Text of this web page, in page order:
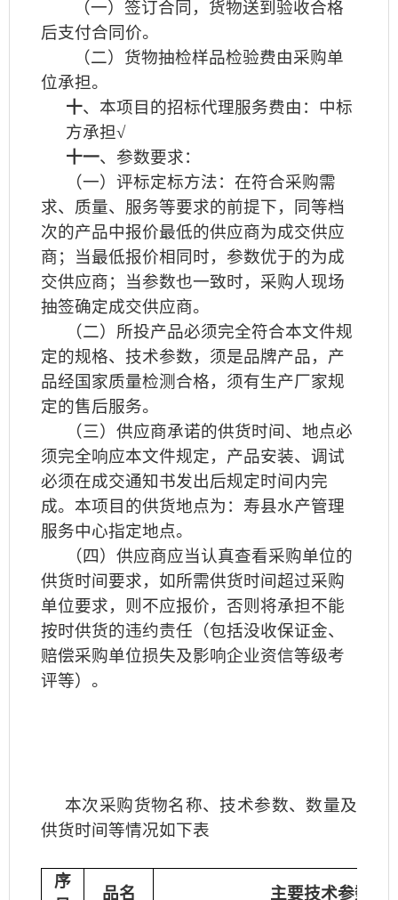
（一）签订合同，货物送到验收合格
后支付合同价。
（二）货物抽检样品检验费由采购单
位承担。
十、本项目的招标代理服务费由：中标
方承担√
十一、参数要求：
（一）评标定标方法：在符合采购需
求、质量、服务等要求的前提下，同等档
次的产品中报价最低的供应商为成交供应
商；当最低报价相同时，参数优于的为成
交供应商；当参数也一致时，采购人现场
抽签确定成交供应商。
（二）所投产品必须完全符合本文件规
定的规格、技术参数，须是品牌产品，产
品经国家质量检测合格，须有生产厂家规
定的售后服务。
（三）供应商承诺的供货时间、地点必
须完全响应本文件规定，产品安装、调试
必须在成交通知书发出后规定时间内完
成。本项目的供货地点为：寿县水产管理
服务中心指定地点。
（四）供应商应当认真查看采购单位的
供货时间要求，如所需供货时间超过采购
单位要求，则不应报价，否则将承担不能
按时供货的违约责任（包括没收保证金、
赔偿采购单位损失及影响企业资信等级考
评等）。
本次采购货物名称、技术参数、数量及
供货时间等情况如下表
序
品名 主要技术参数